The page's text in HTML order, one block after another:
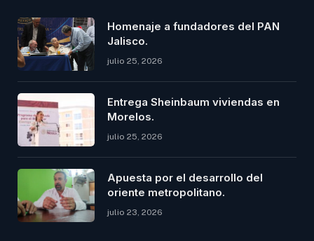
Homenaje a fundadores del PAN
Jalisco.
julio 25, 2026
Entrega Sheinbaum viviendas en
Morelos.
julio 25, 2026
Apuesta por el desarrollo del
oriente metropolitano.
julio 23, 2026